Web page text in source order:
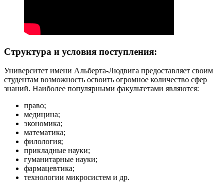
Структура и условия поступления:
Университет имени Альберта-Людвига предоставляет своим
студентам возможность освоить огромное количество сфер
знаний. Наиболее популярными факультетами являются:
право;
медицина;
экономика;
математика;
филология;
прикладные науки;
гуманитарные науки;
фармацевтика;
технологии микросистем и др.